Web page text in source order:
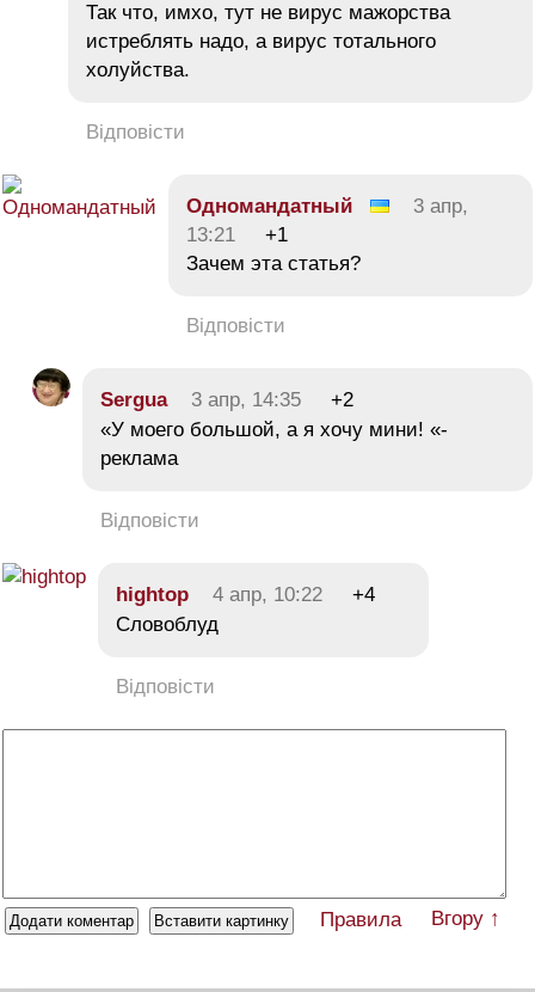
Так что, имхо, тут не вирус мажорства
истреблять надо, а вирус тотального
холуйства.
Відповісти
Одномандатный
3 апр,
13:21
+1
Зачем эта статья?
Відповісти
Sergua 3 апр, 14:35
+2
«У моего большой, а я хочу мини! «-
реклама
Відповісти
hightop 4 апр, 10:22
+4
Словоблуд
Відповісти
Правила Вгору ↑